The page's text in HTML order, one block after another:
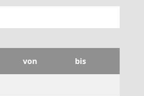
von bis